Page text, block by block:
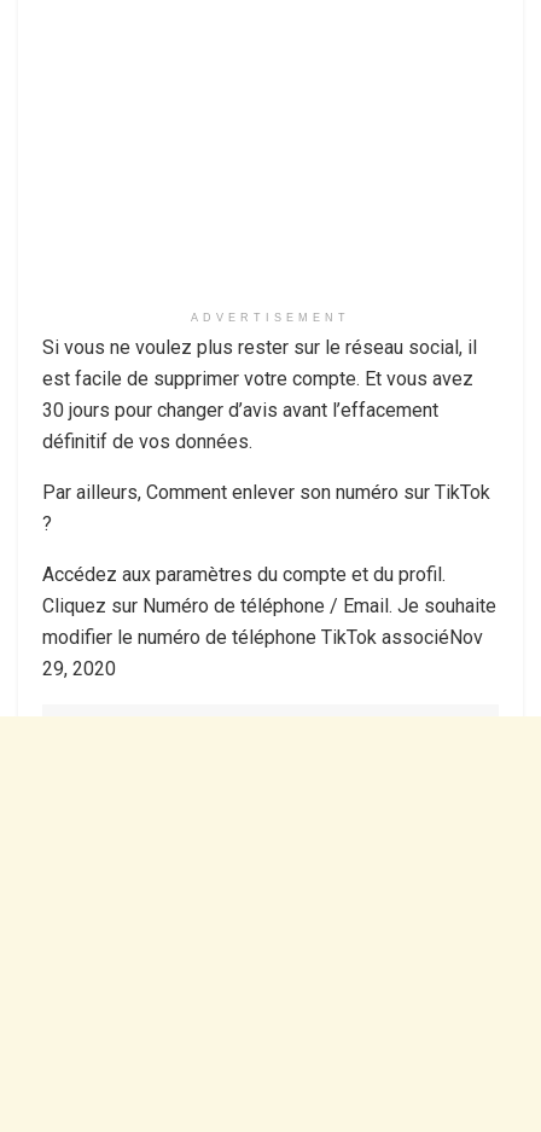
ADVERTISEMENT
Si vous ne voulez plus rester sur le réseau social, il
est facile de supprimer votre compte. Et vous avez
30 jours pour changer d’avis avant l’effacement
définitif de vos données.
Par ailleurs, Comment enlever son numéro sur TikTok
?
Accédez aux paramètres du compte et du profil.
Cliquez sur Numéro de téléphone / Email. Je souhaite
modifier le numéro de téléphone TikTok associéNov
29, 2020